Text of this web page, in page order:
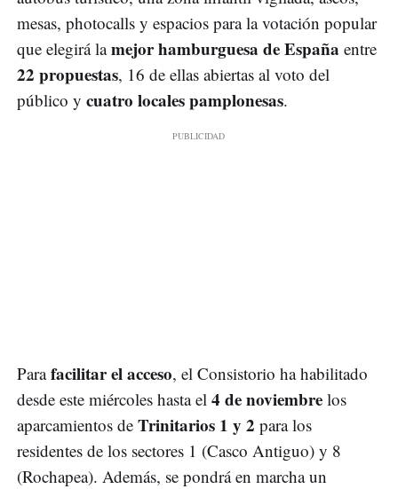
mesas, photocalls y espacios para la votación popular
que elegirá lamejor hamburguesa de España entre
22 propuestas, 16 de ellas abiertas al voto del
público y cuatro locales pamplonesas.
Parafacilitar el acceso, el Consistorio ha habilitado
desde este miércoles hasta el 4 de noviembre los
aparcamientos de Trinitarios 1 y 2 para los
residentes de los sectores 1 (Casco Antiguo) y 8
(Rochapea). Además, se pondrá en marcha un